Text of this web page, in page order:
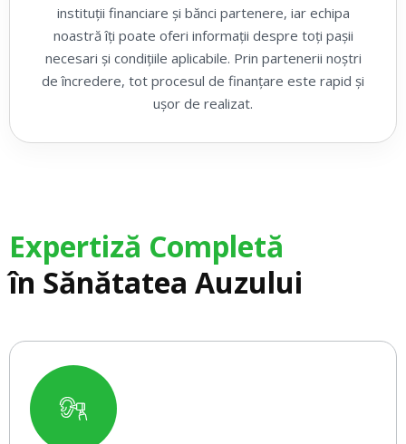
instituții financiare și bănci partenere, iar echipa
noastră îți poate oferi informații despre toți pașii
necesari și condițiile aplicabile. Prin partenerii noștri
de încredere, tot procesul de finanțare este rapid și
ușor de realizat.
Expertiză Completă
în Sănătatea Auzului